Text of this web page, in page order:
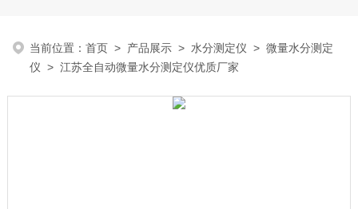
当前位置：首页 > 产品展示 > 水分测定仪 >微量水分测定
仪 > 江苏全自动微量水分测定仪优质厂家